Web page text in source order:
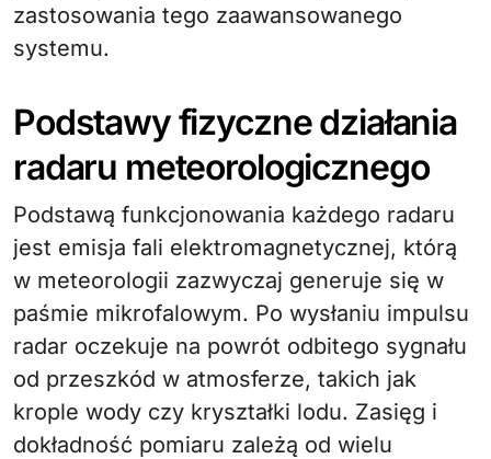
zastosowania tego zaawansowanego
systemu.
Podstawy fizyczne działania
radaru meteorologicznego
Podstawą funkcjonowania każdego radaru
jest emisja fali elektromagnetycznej, którą
w meteorologii zazwyczaj generuje się w
paśmie mikrofalowym. Po wysłaniu impulsu
radar oczekuje na powrót odbitego sygnału
od przeszkód w atmosferze, takich jak
krople wody czy kryształki lodu. Zasięg i
dokładność pomiaru zależą od wielu